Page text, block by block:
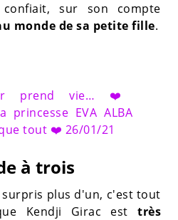
sur son compte
monde de sa petite fille.
prend vie… ❤️
princesse EVA ALBA
tout ❤️ 26/01/21
à trois
surpris plus d'un, c'est tout
Kendji Girac est très